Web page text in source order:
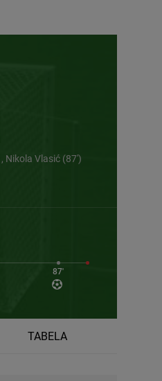
Nikola Vlasić (87')
87'
TABELA